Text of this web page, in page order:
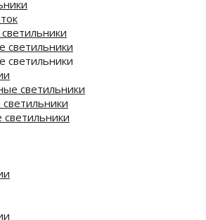
светильники
светильники
светильники